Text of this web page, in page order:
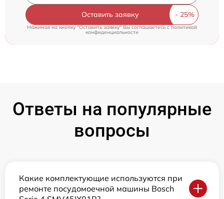
Оставить заявку
Нажимая на кнопку "Оставить заявку" Вы соглашаетесь cполитикой
конфиденциальности
Ответы на популярные
вопросы
Какие комплектующие используются при
ремонте посудомоечной машины Bosch